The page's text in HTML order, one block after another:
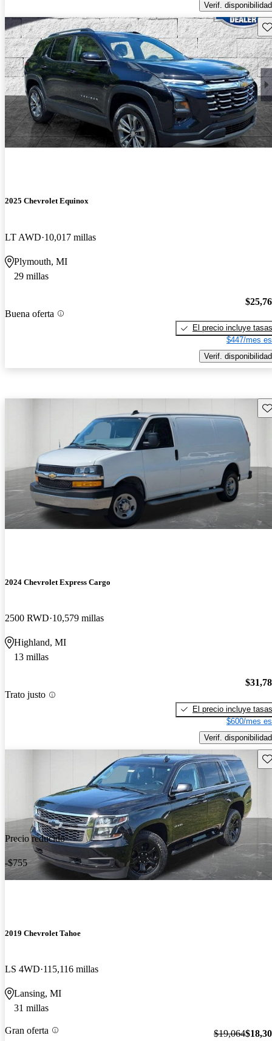
Verif. disponibilidad
2025 Chevrolet Equinox
LT AWD 10,017 millas
Plymouth, MI
29 millas
Buena oferta
El precio incluye tasas
$447/mes
Verif. disponibilidad
2024 Chevrolet Express Cargo
2500 RWD 10,579 millas
Highland, MI
13 millas
Trato justo
El precio incluye tasas
$600/mes
Verif. disponibilidad
Precio reducido
-$755
2019 Chevrolet Tahoe
LS 4WD 115,116 millas
Lansing, MI
31 millas
Gran oferta $19,064